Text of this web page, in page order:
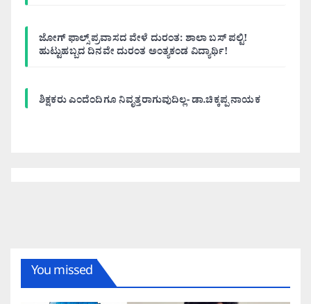
ಜೋಗ್ ಫಾಲ್ಸ್ ಪ್ರವಾಸದ ವೇಳೆ ದುರಂತ: ಶಾಲಾ ಬಸ್ ಪಲ್ಟಿ!
ಹುಟ್ಟುಹಬ್ಬದ ದಿನವೇ ದುರಂತ ಅಂತ್ಯಕಂಡ ವಿದ್ಯಾರ್ಥಿ!
ಶಿಕ್ಷಕರು ಎಂದೆಂದಿಗೂ ನಿವೃತ್ತರಾಗುವುದಿಲ್ಲ- ಡಾ.ಚಿಕ್ಕಪ್ಪ ನಾಯಕ
You missed